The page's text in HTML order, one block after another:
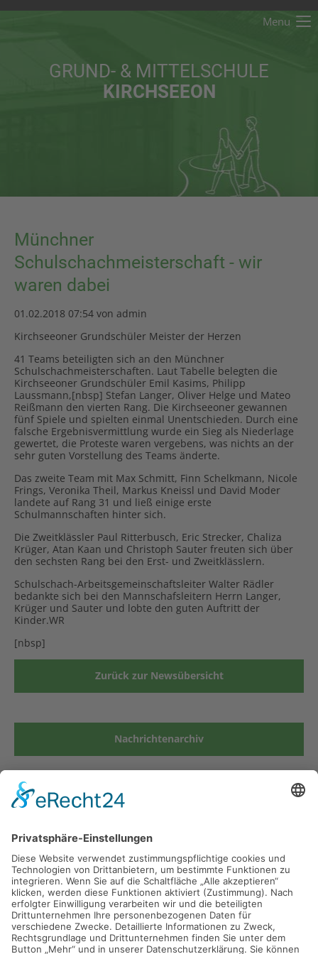
Der Eintrag "offcanvas-col2" existiert leider nicht.
Der Eintrag "offcanvas-col3" existiert leider nicht.
Der Eintrag "offcanvas-col4" existiert leider nicht.
Menu
GRUND- & MITTELSCHULE
KIRCHSEEON
Münchner
Schulschachmeisterschaft - wir
waren dabei
01.02.2018 07:54 von admin
Kirchseeoner Grundschüler Meister der Herzen
41 Teams beteiligten sich an den Münchner
Schulschachmeisterschaften. Laut Tabelle belegten die
Kirchseeoner Grundschüler Emil Kasims, Philipp
Laussmann,[nbsp] Stefan Langer, Oliver Helge und Mateo
Reißmann den vierten Rang. Die Kirchseeoner gewannen
fünf Spiele und spielten einmal Unentschieden. Durch eine
falsche Ergebnisvermittlung wurde ein Sieg als Niederlage
gewertet, die Proteste waren vergebens, was nichts an der
sehr guten Vorstellung des Teams änderte.
Das zweite Team mit Max Schmitt, Finn Schelkmann, Nicole
Frings, Veronika Theil, Markus Kneissl und David Moder
landete auf Rang 31 und ließ einige erste
Schulmannschaften hinter sich.
Die Zweitklässler Paul Ritterbusch, Eric Strecker, Chaliza
Krüger, Atan Kaan und Christoph Sauter freuten sich über
den sechsten Rang bei den Erst- und Zweitklässlern.
Schulschach-Arbeitsgemeinschaftsleiter Walter Rädler
bedankte sich bei den Mannschafsleitern Herrn Langer,
Krüger und Sauter und lobte den guten Auftritt der
Kinder.WR
[nbsp]
Zurück zur Newsübersicht
Nachrichtenarchiv
Grund- und Mittelschule Kirchseeon
Münchner Str. 19
85614 Kirchseeon